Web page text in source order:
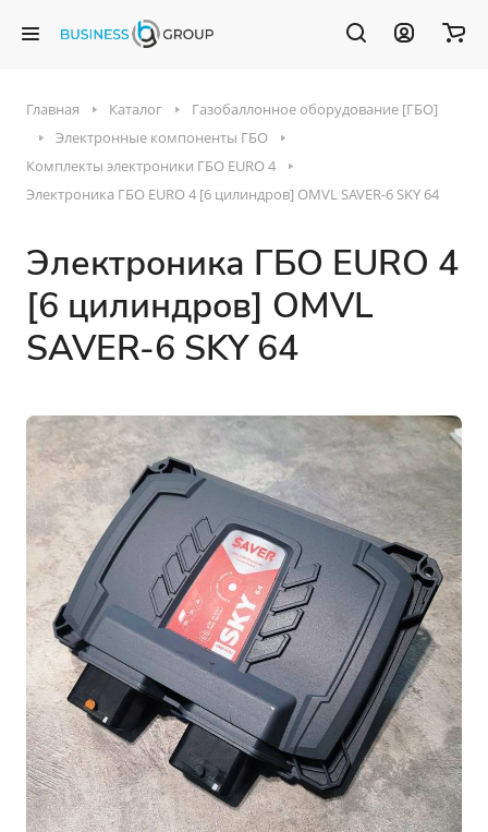
Главная Каталог
Газобаллонное оборудование [ГБО]
Электронные компоненты ГБО
Комплекты электроники ГБО EURO 4
Электроника ГБО EURO 4 [6 цилиндров] OMVL SAVER-6 SKY 64
Электроника ГБО EURO 4
[6 цилиндров] OMVL
SAVER-6 SKY 64